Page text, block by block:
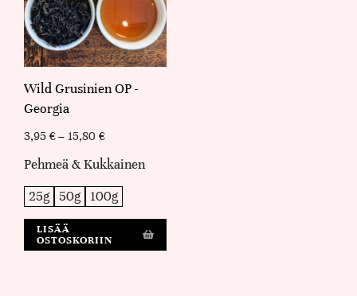
25g 50g 100g
Wild Grusinien OP -
Georgia
3,95 € – 15,80 €
Pehmeä & Kukkainen
LISÄÄ
OSTOSKORIIN